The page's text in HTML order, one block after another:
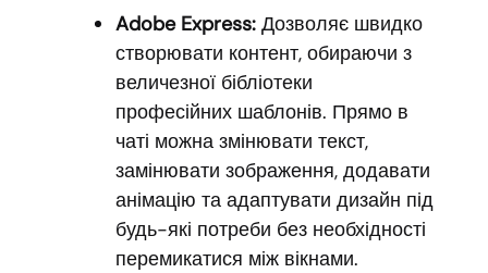
Adobe Express: Дозволяє швидко
створювати контент, обираючи з
величезної бібліотеки
професійних шаблонів. Прямо в
чаті можна змінювати текст,
замінювати зображення, додавати
анімацію та адаптувати дизайн під
будь-які потреби без необхідності
перемикатися між вікнами.